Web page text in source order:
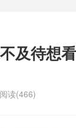
及待想
阅读(466)